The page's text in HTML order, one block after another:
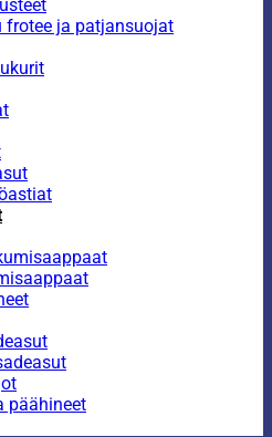
frotee ja patjansuojat
päähineet